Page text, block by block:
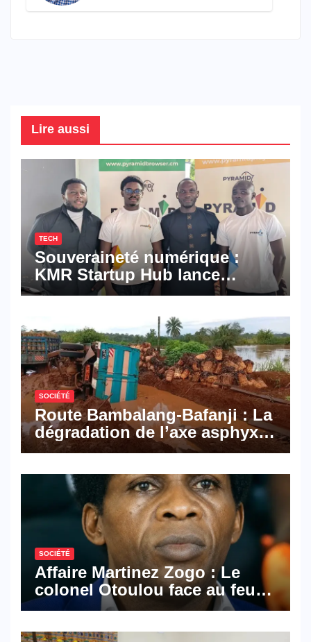
Lire aussi
TECH
Souveraineté numérique :
KMR Startup Hub lance
Pyramid Browser et Pyramid
numériques made in
Cameroon
SOCIÉTÉ
Route Bambalang-Bafanji : La
dégradation de l’axe asphyxie
les activités économiques
SOCIÉTÉ
Affaire Martinez Zogo : Le
colonel Otoulou face au feu
croisé des avocats de la